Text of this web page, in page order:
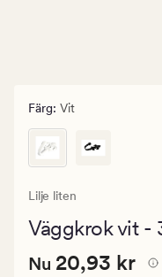
Färg: Vit
Lilje liten
Väggkrok vit -
Nuvarande
Nuvarande
Nu 20,93 kr